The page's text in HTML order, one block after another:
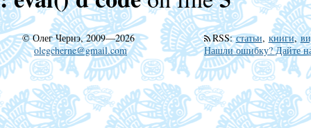
©Олег Чернэ, 2009—2026
olegcherne@gmail.com
RSS:статьи, книги,
Нашли ошибку? Дайте